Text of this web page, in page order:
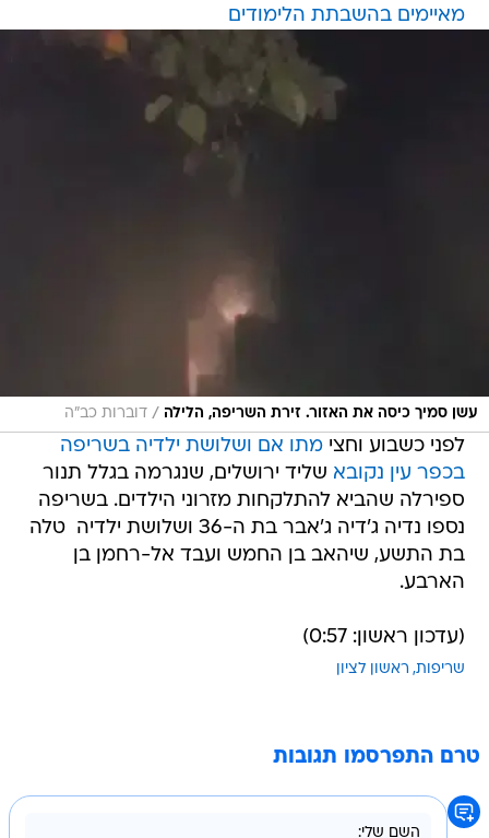
מאיימים בהשבתת הלימודים
עשן סמיך כיסה את האזור. זירת השריפה, הלילה / דוברות כב"ה
לפני כשבוע וחצימתו אם ושלושת ילדיה בשריפה
בכפר עין נקובא שליד ירושלים, שנגרמה בגלל תנור
ספירלה שהביא להתלקחות מזרוני הילדים. בשריפה
נספו נדיה ג'דיה ג'אבר בת ה-36 ושלושת ילדיה  טלה
בת התשע, שיהאב בן החמש ועבד אל-רחמן בן
הארבע.
(עדכון ראשון: 0:57)
שריפות ראשון לציון
טרם התפרסמו תגובות